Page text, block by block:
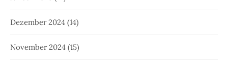
Dezember 2024 (14)
November 2024 (15)